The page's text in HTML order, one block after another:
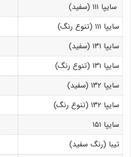
سایپا ۱۱۱ (سفید)
سایپا ۱۱۱ (تنوع رنگ)
سایپا ۱۳۱ (سفید)
سایپا ۱۳۱ (تنوع رنگ)
سایپا ۱۳۲ (سفید)
سایپا ۱۳۲ (تنوع رنگ)
سایپا ۱۵۱
تیبا (رنگ سفید)